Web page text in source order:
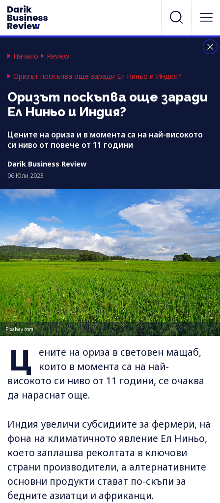
Начало Review
Оризът поскъпва още заради Ел Ниньо и Индия?
Оризът поскъпва още заради
Ел Ниньо и Индия?
Цените на ориза и в момента са на най-високото
си ниво от повече от 11 години
Darik Business Review
06 Юли 2023
Pixabay.com
Ц
ените на ориза в световен мащаб,
които в момента са на най-
високото си ниво от 11 години, се очаква
да нараснат още.
Индия увеличи субсидиите за фермери, на
фона на климатичното явление Ел Ниньо,
което заплашва реколтата в ключови
страни производители, а алтернативните
основни продукти стават по-скъпи за
бедните азиатци и африканци.